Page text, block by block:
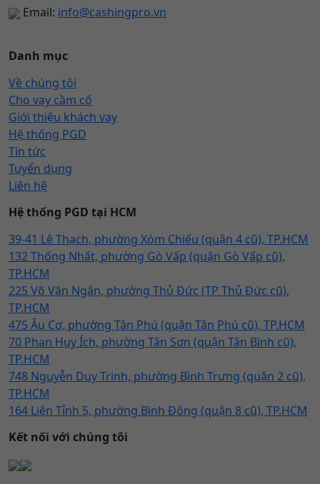
Email: info@cashingpro.vn
Danh mục
Về chúng tôi
Cho vay cầm cố
Giới thiệu khách vay
Hệ thống PGD
Tin tức
Tuyển dụng
Liên hệ
Hệ thống PGD tại HCM
39-41 Lê Thạch, phường Xóm Chiếu (quận 4 cũ), TP.HCM
132 Thống Nhất, phường Gò Vấp (quận Gò Vấp cũ),
TP.HCM
225 Võ Văn Ngân, phường Thủ Đức (TP Thủ Đức cũ),
TP.HCM
475 Âu Cơ, phường Tân Phú (quận Tân Phú cũ), TP.HCM
70 Phan Huy Ích, phường Tân Sơn (quận Tân Bình cũ),
TP.HCM
748 Nguyễn Duy Trinh, phường Bình Trưng (quận 2 cũ),
TP.HCM
164 Liên Tỉnh 5, phường Bình Đông (quận 8 cũ), TP.HCM
Kết nối với chúng tôi